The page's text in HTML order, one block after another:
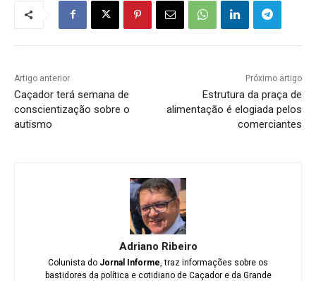
Artigo anterior
Caçador terá semana de
conscientização sobre o
autismo
Próximo artigo
Estrutura da praça de
alimentação é elogiada pelos
comerciantes
Adriano Ribeiro
Colunista do Jornal Informe , traz informações sobre os
bastidores da política e cotidiano de Caçador e da Grande